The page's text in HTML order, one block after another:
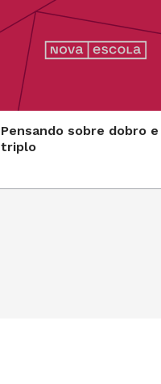
Pensando sobre dobro e
triplo